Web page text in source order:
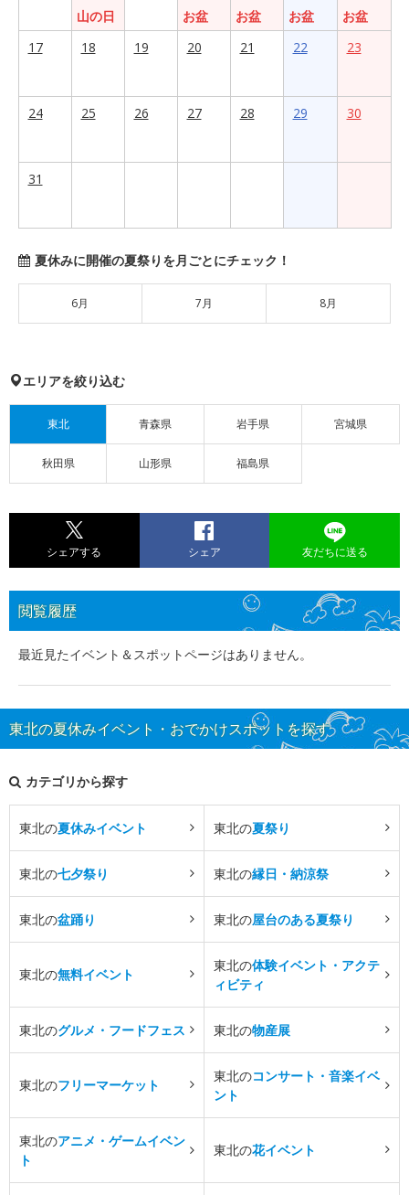
山の日
お盆
お盆
お盆
お盆
17
18 19 20 21 22 23
24 25 26 27 28 29 30
31
夏休みに開催の夏祭りを月ごとにチェック！
6月 7月 8月
エリアを絞り込む
東北 青森県 岩手県 宮城県
秋田県 山形県 福島県
シェアする シェア 友だちに送る
閲覧履歴
最近見たイベント＆スポットページはありません。
東北の夏休みイベント・おでかけスポットを探す
カテゴリから探す
東北の夏休みイベント 東北の夏祭り
東北の七夕祭り 東北の縁日・納涼祭
東北の盆踊り 東北の屋台のある夏祭り
東北の無料イベント
東北の体験イベント・アクテ
ィビティ
東北のグルメ・フードフェス 東北の物産展
東北のフリーマーケット
東北のコンサート・音楽イベ
ント
東北のアニメ・ゲームイベン
ト
東北の花イベント